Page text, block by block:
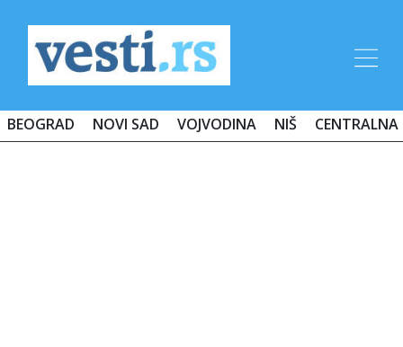
BEOGRAD NOVI SAD VOJVODINA NIŠ CENTRALNA